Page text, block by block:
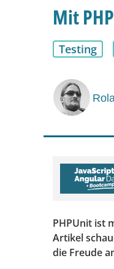
Mit
Testing
PHPUnit ist
Artikel
die Freude